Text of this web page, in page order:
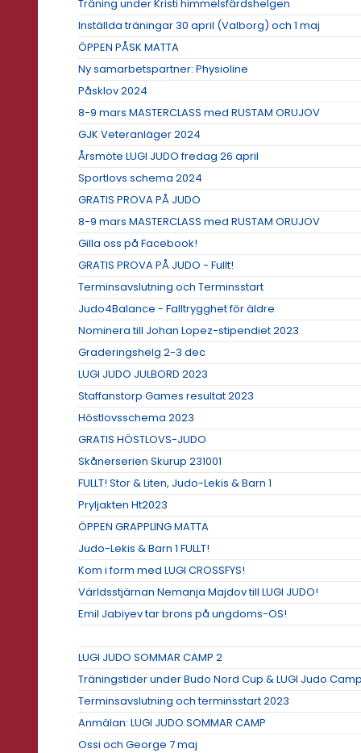
Träning under Kristi himmelsfärdshelgen
Inställda träningar 30 april (Valborg) och 1 maj
ÖPPEN PÅSK MATTA
Ny samarbetspartner: Physioline
Påsklov 2024
8-9 mars MASTERCLASS med RUSTAM ORUJOV
GJK Veteranläger 2024
Årsmöte LUGI JUDO fredag 26 april
Sportlovs schema 2024
GRATIS PROVA PÅ JUDO
8-9 mars MASTERCLASS med RUSTAM ORUJOV
Gilla oss på Facebook!
GRATIS PROVA PÅ JUDO - Fullt!
Terminsavslutning och Terminsstart
Judo4Balance - Falltrygghet för äldre
Nominera till Johan Lopez-stipendiet 2023
Graderingshelg 2-3 dec
LUGI JUDO JULBORD 2023
Staffanstorp Games resultat 2023
Höstlovsschema 2023
GRATIS HÖSTLOVS-JUDO
Skånerserien Skurup 231001
FULLT! Stor & Liten, Judo-Lekis & Barn 1
Pryljakten Ht2023
ÖPPEN GRAPPLING MATTA
Judo-Lekis & Barn 1 FULLT!
Kom i form med LUGI CROSSFYS!
Världsstjärnan Nemanja Majdov till LUGI JUDO!
Emil Jabiyev tar brons på ungdoms-OS!
LUGI JUDO SOMMAR CAMP 2
Träningstider under Budo Nord Cup & LUGI Judo Camp
Terminsavslutning och terminsstart 2023
Anmälan: LUGI JUDO SOMMAR CAMP
Ossi och George 7 maj